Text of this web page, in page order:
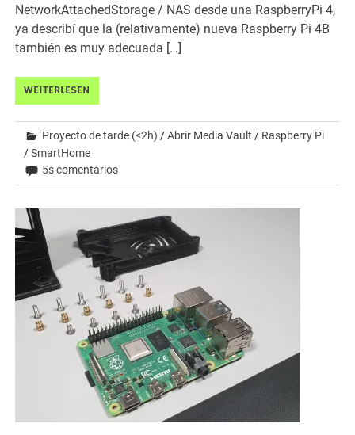
NetworkAttachedStorage / NAS desde una RaspberryPi 4,
ya describí que la (relativamente) nueva Raspberry Pi 4B
también es muy adecuada […]
WEITERLESEN
Proyecto de tarde (<2h) /Abrir Media Vault / Raspberry Pi
/SmartHome
5s comentarios